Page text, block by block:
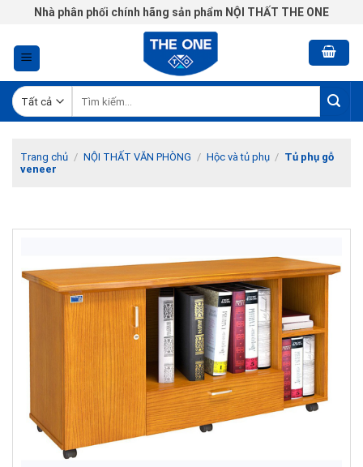
Chuyển
nội
dung
Nhà phân phối chính hãng sản phẩm NỘI THẤT THE ONE
kiếm:
Trang chủ / NỘI THẤT VĂN PHÒNG / Hộc và tủ phụ / Tủ phụ gỗ
veneer